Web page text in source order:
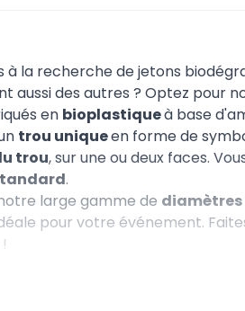
à la recherche de jetons
aussi des autres ? Optez pour
en bioplastiqueà base
trou uniqueen forme de
trou, sur une ou deux faces.
.
large gamme de diamètres
pour votre événement.